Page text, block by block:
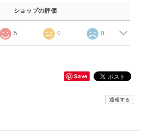
ショップの評価
5 0 0
Save
通報する